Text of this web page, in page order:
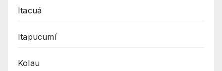
Itacuá
Itapucumí
Kolau